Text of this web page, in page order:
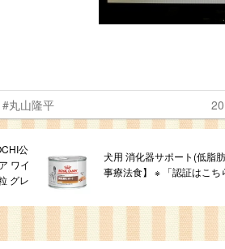
#丸山隆平
公
ワイ
グレ
犬用 消化器サポート(低脂
事療法食】 ※ 「認証はこ